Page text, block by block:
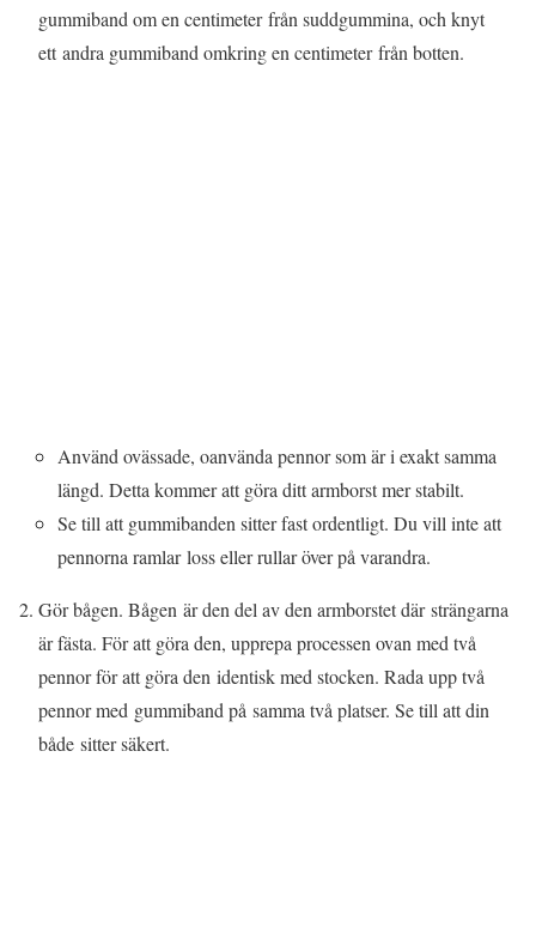
gummiband om en centimeter från suddgummina, och knyt
ett andra gummiband omkring en centimeter från botten.
Använd ovässade, oanvända pennor som är i exakt samma
längd. Detta kommer att göra ditt armborst mer stabilt.
Se till att gummibanden sitter fast ordentligt. Du vill inte att
pennorna ramlar loss eller rullar över på varandra.
Gör bågen. Bågen är den del av den armborstet där strängarna
är fästa. För att göra den, upprepa processen ovan med två
pennor för att göra den identisk med stocken. Rada upp två
pennor med gummiband på samma två platser. Se till att din
både sitter säkert.